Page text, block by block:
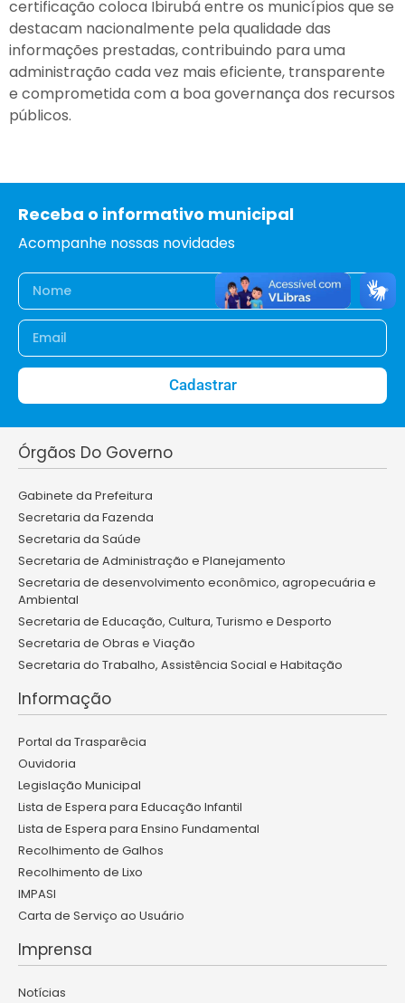
certificação coloca Ibirubá entre os municípios que se
destacam nacionalmente pela qualidade das
informações prestadas, contribuindo para uma
administração cada vez mais eficiente, transparente
e comprometida com a boa governança dos recursos
públicos.
Receba o informativo municipal
Acompanhe nossas novidades
Cadastrar
Órgãos Do Governo
Gabinete da Prefeitura
Secretaria da Fazenda
Secretaria da Saúde
Secretaria de Administração e Planejamento
Secretaria de desenvolvimento econômico, agropecuária e
Ambiental
Secretaria de Educação, Cultura, Turismo e Desporto
Secretaria de Obras e Viação
Secretaria do Trabalho, Assistência Social e Habitação
Informação
Portal da Trasparêcia
Ouvidoria
Legislação Municipal
Lista de Espera para Educação Infantil
Lista de Espera para Ensino Fundamental
Recolhimento de Galhos
Recolhimento de Lixo
IMPASI
Carta de Serviço ao Usuário
Imprensa
Notícias